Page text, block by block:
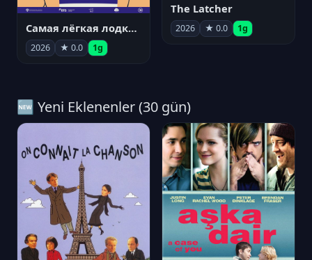
Самая лёгкая лодка в мире
2026 ★ 0.0 1g
The Latcher
2026 ★ 0.0 1g
🆕 Yeni Eklenenler (30 gün)